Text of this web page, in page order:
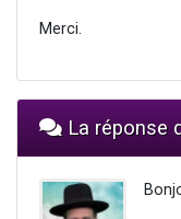
Merci.
La réponse